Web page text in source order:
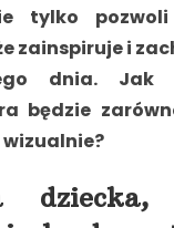
tylko pozwoli
zainspiruje i
dnia. Jak
będzie